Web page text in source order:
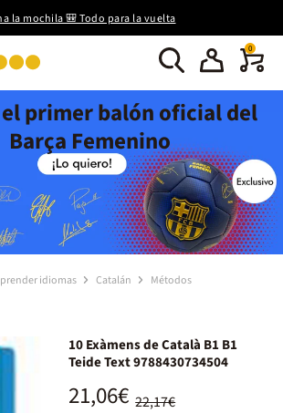
la mochila 🎒 Todo para la vuelta
0
primer balón oficial del
Barça Femenino
idiomas Catalán Métodos
10 Exàmens de Català B1 B1
Teide Text 9788430734504
22,17€
21,06€